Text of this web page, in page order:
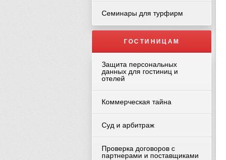
Семинары для турфирм
ГОСТИНИЦАМ
Защита персональных
данных для гостиниц и
отелей
Коммерческая тайна
Суд и арбитраж
Проверка договоров с
партнерами и поставщиками